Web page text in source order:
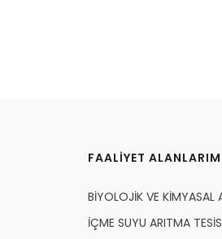
FAALİYET
BİYOLOJİK VE KİMYASAL
İÇME SUYU ARITMA